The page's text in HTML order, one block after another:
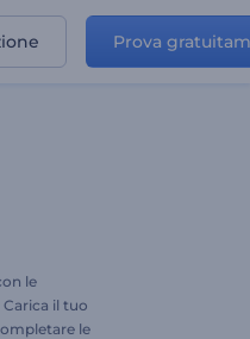
Prova
le
il tuo
le